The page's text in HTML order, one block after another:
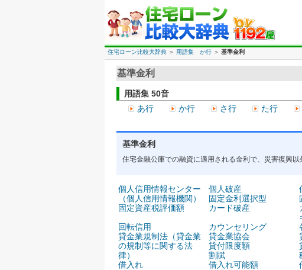
住宅ローン比較大辞典 ＞ 用語集 か行 ＞ 基準金利
基準金利
用語集 50音
あ行
か行 さ行 た行
基準金利
住宅金融公庫での融資に適用される金利で、災害復興以
個人信用情報センター
（個人信用情報機関）
個人破産
固定金利選択型
固定資産税評価額
カード破産
回転信用
カウンセリング
貸金業規制法（貸金業
の規制等に関する法
律）
貸金業協会
貸付限度額
割賦
借入れ
借入れ可能額